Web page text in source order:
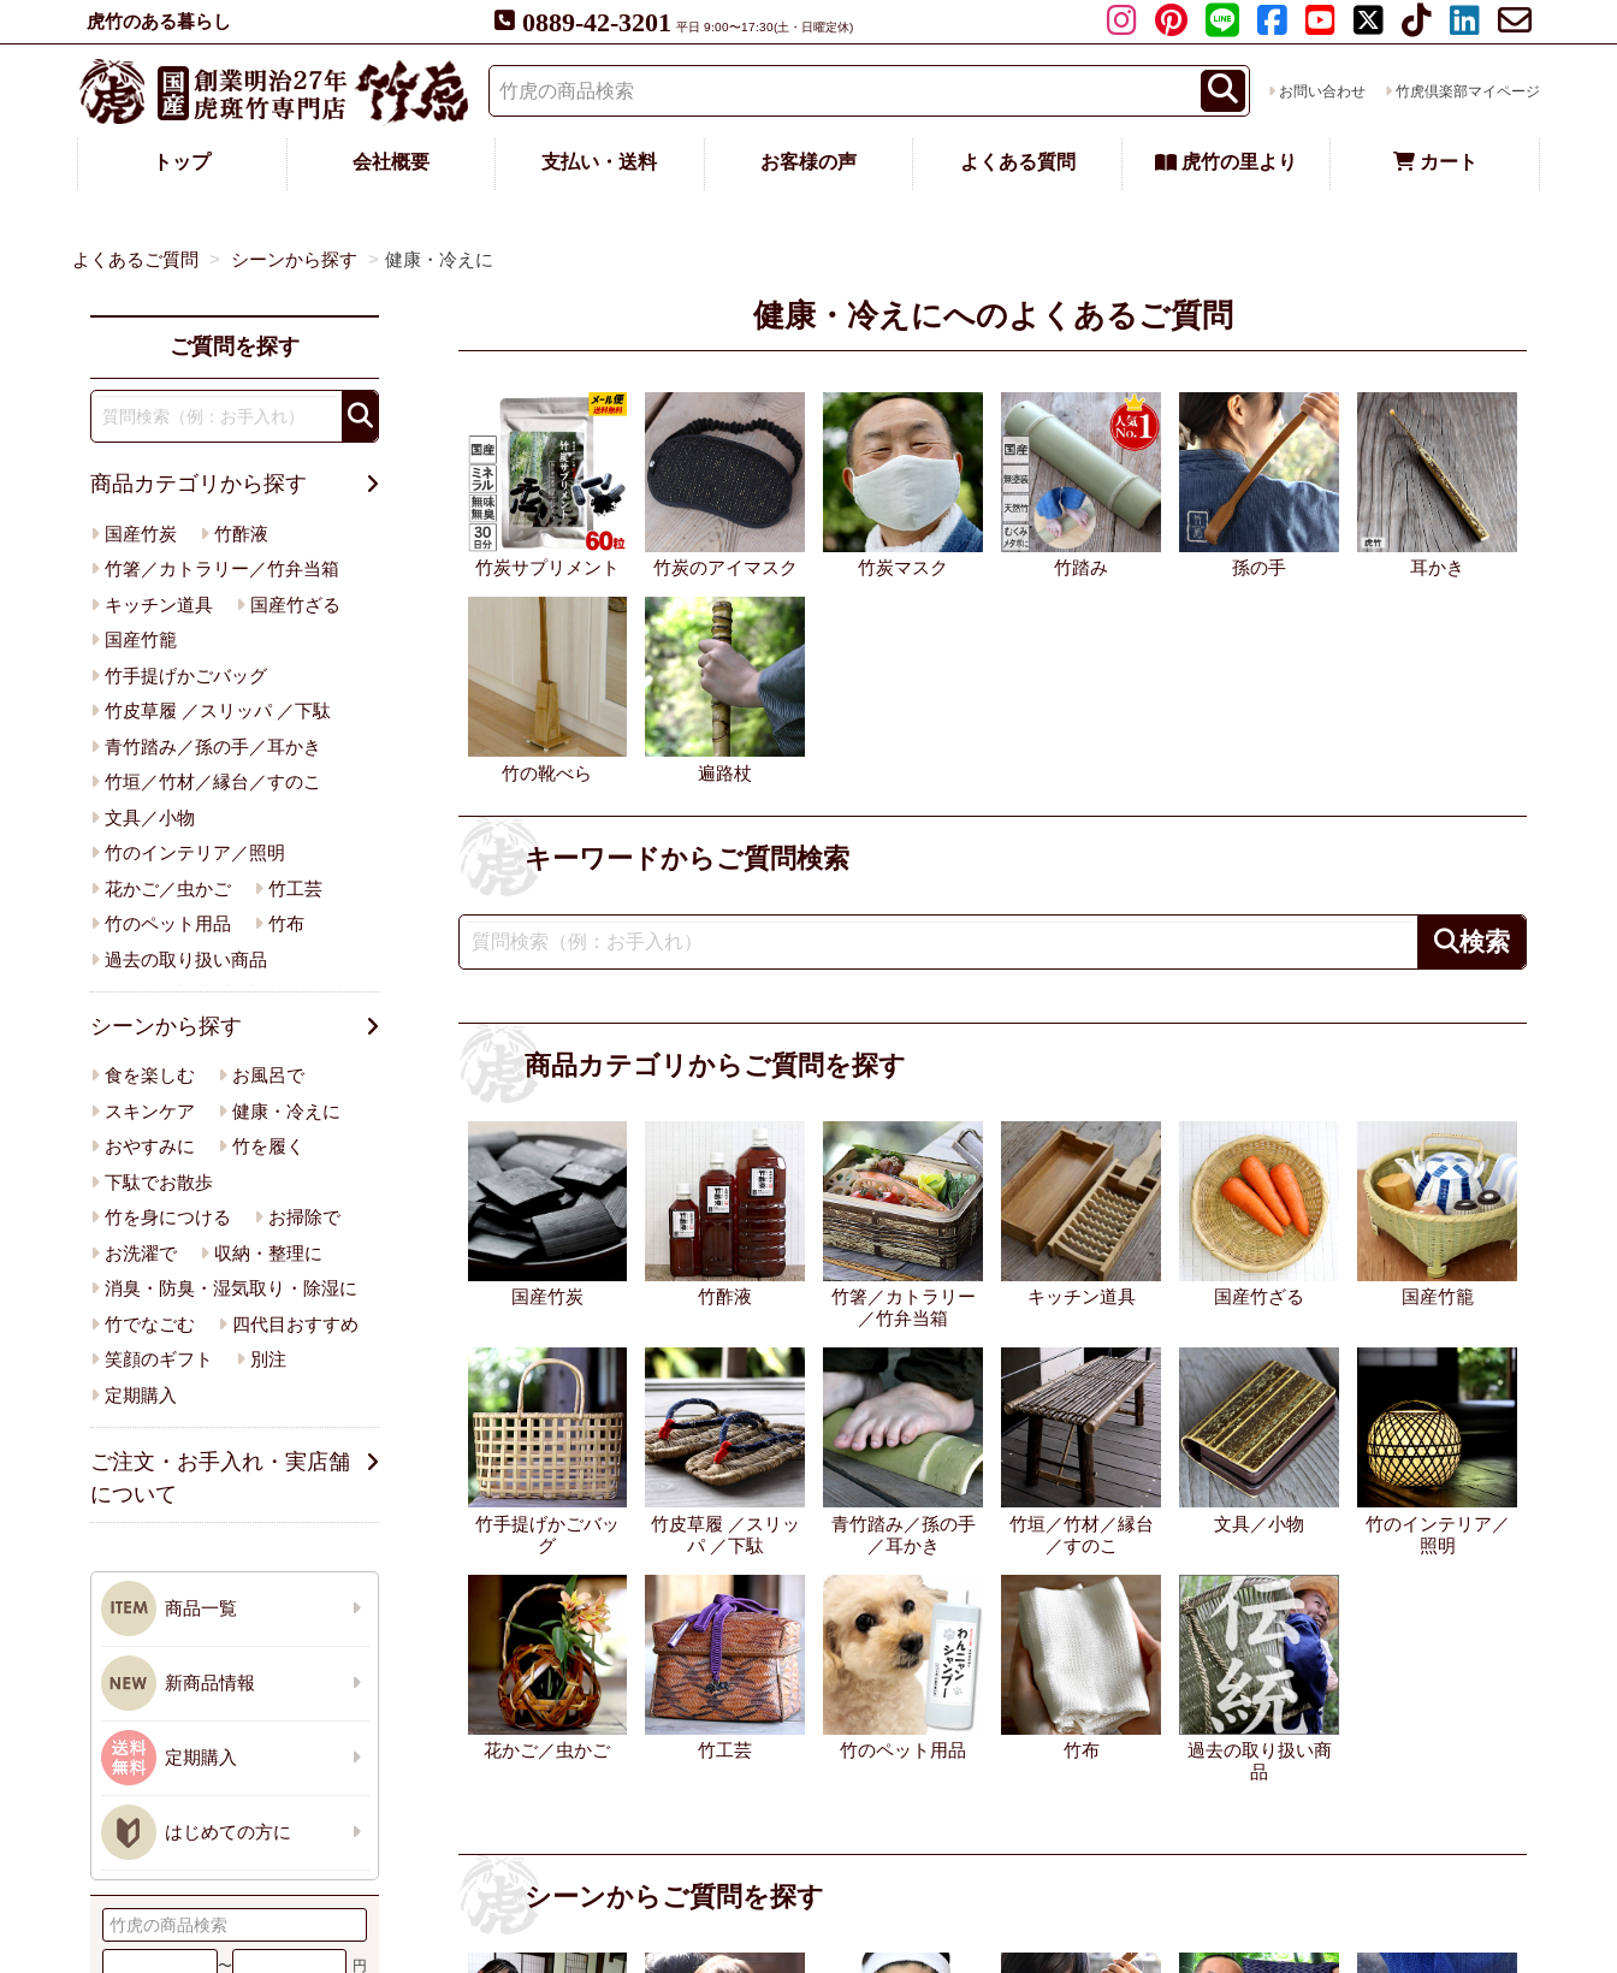
虎竹のある暮らし 0889-42-3201 平日 9:00〜17:30(土・日曜定休)
お問い合わせ 竹虎倶楽部マイページ
トップ 会社概要 支払い・送料 お客様の声 よくある質問 虎竹の里より カート
よくあるご質問 シーンから探す 健康・冷えに
健康・冷えにへのよくあるご質問
竹炭サプリメント 竹炭のアイマスク 竹炭マスク 竹踏み 孫の手 耳かき
竹の靴べら 遍路杖
キーワードからご質問検索
商品カテゴリからご質問を探す
国産竹炭 竹酢液
竹箸／カトラリー
／竹弁当箱
キッチン道具 国産竹ざる 国産竹籠
竹手提げかごバッ
グ
竹皮草履 ／スリッ
パ ／下駄
青竹踏み／孫の手
／耳かき
竹垣／竹材／縁台
／すのこ
文具／小物
竹のインテリア／
照明
花かご／虫かご 竹工芸 竹のペット用品 竹布
過去の取り扱い商
品
シーンからご質問を探す
ご質問を探す
商品カテゴリから探す
国産竹炭
竹酢液
竹箸／カトラリー／竹弁当箱
キッチン道具
国産竹ざる
国産竹籠
竹手提げかごバッグ
竹皮草履 ／スリッパ ／下駄
青竹踏み／孫の手／耳かき
竹垣／竹材／縁台／すのこ
文具／小物
竹のインテリア／照明
花かご／虫かご
竹工芸
竹のペット用品
竹布
過去の取り扱い商品
シーンから探す
食を楽しむ
お風呂で
スキンケア
健康・冷えに
おやすみに
竹を履く
下駄でお散歩
竹を身につける
お掃除で
お洗濯で
収納・整理に
消臭・防臭・湿気取り・除湿に
竹でなごむ
四代目おすすめ
笑顔のギフト
別注
定期購入
ご注文・お手入れ・実店舗
について
商品一覧
新商品情報
定期購入
はじめての方に
〜